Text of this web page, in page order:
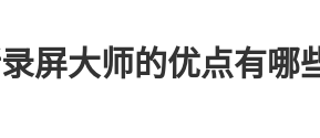
屏大师的优点有哪